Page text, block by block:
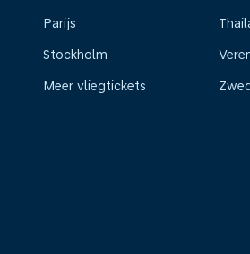
Parijs
Stockholm
Meer vliegtickets